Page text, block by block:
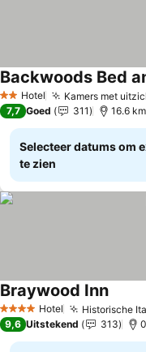
2 Sterren
Hotel Kamers met
Backwoods Bed
7,7 Goed 311 16.6
Selecteer datums om
te zien
4 SterrenHotel Historische
Braywood Inn
9,6 Uitstekend 313